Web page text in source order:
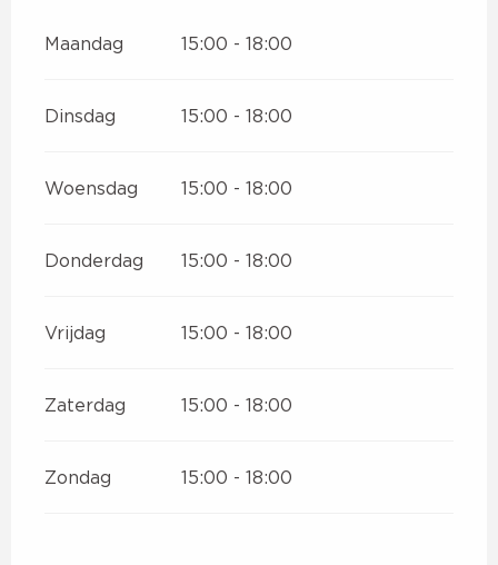
Maandag 15:00 - 18:00
Dinsdag 15:00 - 18:00
Woensdag 15:00 - 18:00
Donderdag 15:00 - 18:00
Vrijdag 15:00 - 18:00
Zaterdag 15:00 - 18:00
Zondag 15:00 - 18:00